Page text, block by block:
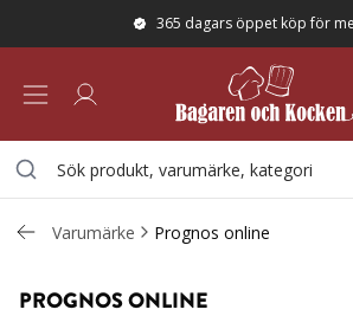
365 dagars öppet köp för
Varumärke Prognos online
PROGNOS ONLINE